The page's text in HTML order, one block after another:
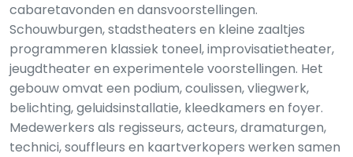
cabaretavonden en dansvoorstellingen.
Schouwburgen, stadstheaters en kleine zaaltjes
programmeren klassiek toneel, improvisatietheater,
jeugdtheater en experimentele voorstellingen. Het
gebouw omvat een podium, coulissen, vliegwerk,
belichting, geluidsinstallatie, kleedkamers en foyer.
Medewerkers als regisseurs, acteurs, dramaturgen,
technici, souffleurs en kaartverkopers werken samen